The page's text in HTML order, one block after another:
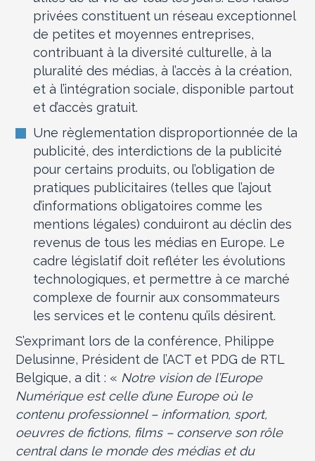
privées constituent un réseau exceptionnel
de petites et moyennes entreprises,
contribuant à la diversité culturelle, à la
pluralité des médias, à l’accès à la création,
et à l’intégration sociale, disponible partout
et d’accès gratuit.
Une règlementation disproportionnée de la
publicité, des interdictions de la publicité
pour certains produits, ou l’obligation de
pratiques publicitaires (telles que l’ajout
d’informations obligatoires comme les
mentions légales) conduiront au déclin des
revenus de tous les médias en Europe. Le
cadre législatif doit refléter les évolutions
technologiques, et permettre à ce marché
complexe de fournir aux consommateurs
les services et le contenu qu’ils désirent.
S’exprimant lors de la conférence, Philippe
Delusinne, Président de l’ACT et PDG de RTL
Belgique, a dit : « Notre vision de l’Europe
Numérique est celle d’une Europe où le
contenu professionnel – information, sport,
oeuvres de fictions, films – conserve son rôle
central dans le monde des médias et du